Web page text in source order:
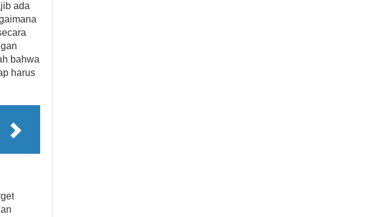
ada
bahwa
harus